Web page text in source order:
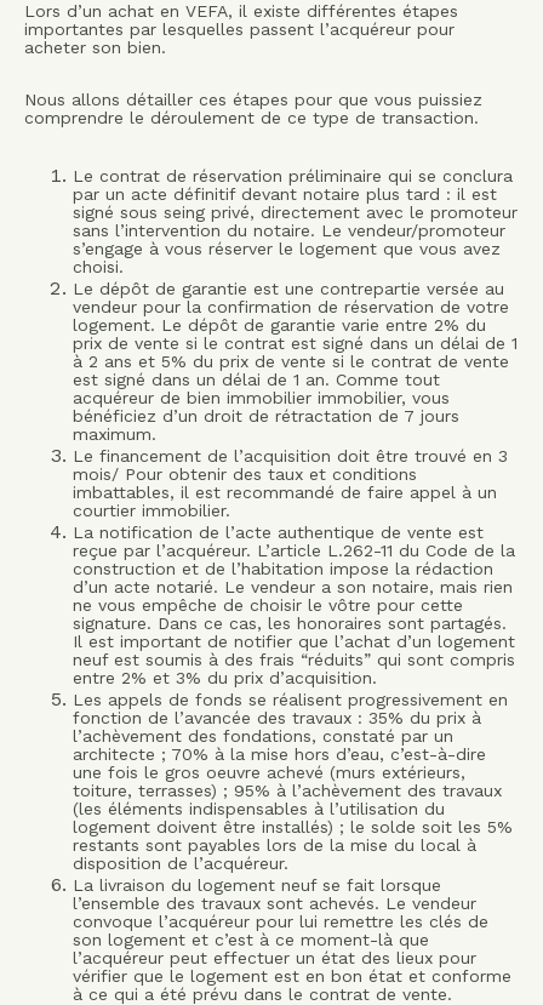
Lors d’un achat en VEFA, il existe différentes étapes
importantes par lesquelles passent l’acquéreur pour
acheter son bien.
Nous allons détailler ces étapes pour que vous puissiez
comprendre le déroulement de ce type de transaction.
Le contrat de réservation préliminaire qui se conclura
par un acte définitif devant notaire plus tard : il est
signé sous seing privé, directement avec le promoteur
sans l’intervention du notaire. Le vendeur/promoteur
s’engage à vous réserver le logement que vous avez
choisi.
Le dépôt de garantie est une contrepartie versée au
vendeur pour la confirmation de réservation de votre
logement. Le dépôt de garantie varie entre 2% du
prix de vente si le contrat est signé dans un délai de 1
à 2 ans et 5% du prix de vente si le contrat de vente
est signé dans un délai de 1 an. Comme tout
acquéreur de bien immobilier immobilier, vous
bénéficiez d’un droit de rétractation de 7 jours
maximum.
Le financement de l’acquisition doit être trouvé en 3
mois/ Pour obtenir des taux et conditions
imbattables, il est recommandé de faire appel à un
courtier immobilier.
La notification de l’acte authentique de vente est
reçue par l’acquéreur. L’article L.262-11 du Code de la
construction et de l’habitation impose la rédaction
d’un acte notarié. Le vendeur a son notaire, mais rien
ne vous empêche de choisir le vôtre pour cette
signature. Dans ce cas, les honoraires sont partagés.
Il est important de notifier que l’achat d’un logement
neuf est soumis à des frais “réduits” qui sont compris
entre 2% et 3% du prix d’acquisition.
Les appels de fonds se réalisent progressivement en
fonction de l’avancée des travaux : 35% du prix à
l’achèvement des fondations, constaté par un
architecte ; 70% à la mise hors d’eau, c’est-à-dire
une fois le gros oeuvre achevé (murs extérieurs,
toiture, terrasses) ; 95% à l’achèvement des travaux
(les éléments indispensables à l’utilisation du
logement doivent être installés) ; le solde soit les 5%
restants sont payables lors de la mise du local à
disposition de l’acquéreur.
La livraison du logement neuf se fait lorsque
l’ensemble des travaux sont achevés. Le vendeur
convoque l’acquéreur pour lui remettre les clés de
son logement et c’est à ce moment-là que
l’acquéreur peut effectuer un état des lieux pour
vérifier que le logement est en bon état et conforme
à ce qui a été prévu dans le contrat de vente.